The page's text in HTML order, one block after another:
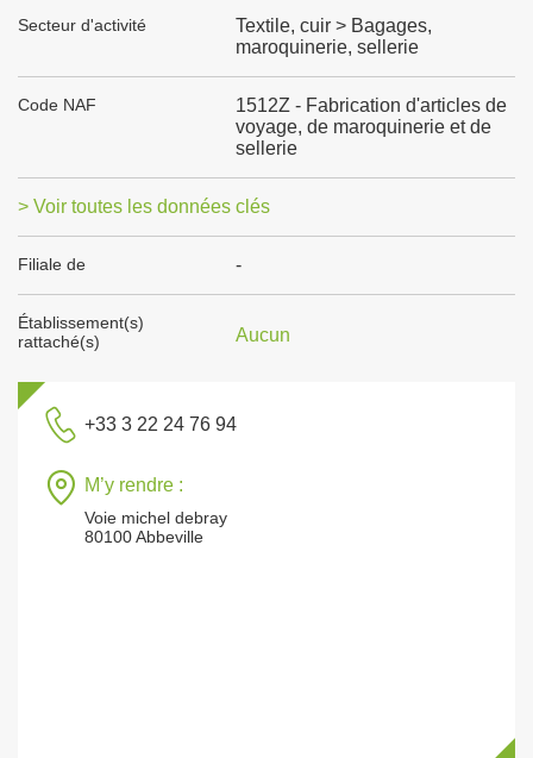
Secteur d'activité
Textile, cuir > Bagages,
maroquinerie, sellerie
Code NAF
1512Z - Fabrication d'articles de
voyage, de maroquinerie et de
sellerie
> Voir toutes les données clés
Filiale de -
Établissement(s)
rattaché(s)
Aucun
+33 3 22 24 76 94
M’y rendre :
Voie michel debray
80100 Abbeville